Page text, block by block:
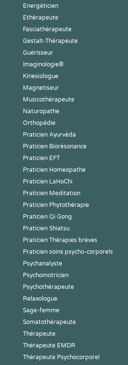
Energéticien
Ethérapeute
Fasciathérapeute
Gestalt-Thérapeute
Guérisseur
Imaginologie®
Kinesiologue
Magnetiseur
Musicothérapeute
Naturopathe
Orthopédie
Praticien Ayurvéda
Praticien Biorésonance
Praticien EFT
Praticien Homeopathe
Praticien LaHoChi
Praticien Meditation
Praticien Phytothérapie
Praticien Qi Gong
Praticien Shiatsu
Praticien Thérapies brèves
Praticien soins psycho-corporels
Psychanalyste
Psychomotricien
Psychothérapeute
Relaxologue
Sage-femme
Somatothérapeute
Thérapeute
Thérapeute EMDR
Thérapeute Psychocorporel